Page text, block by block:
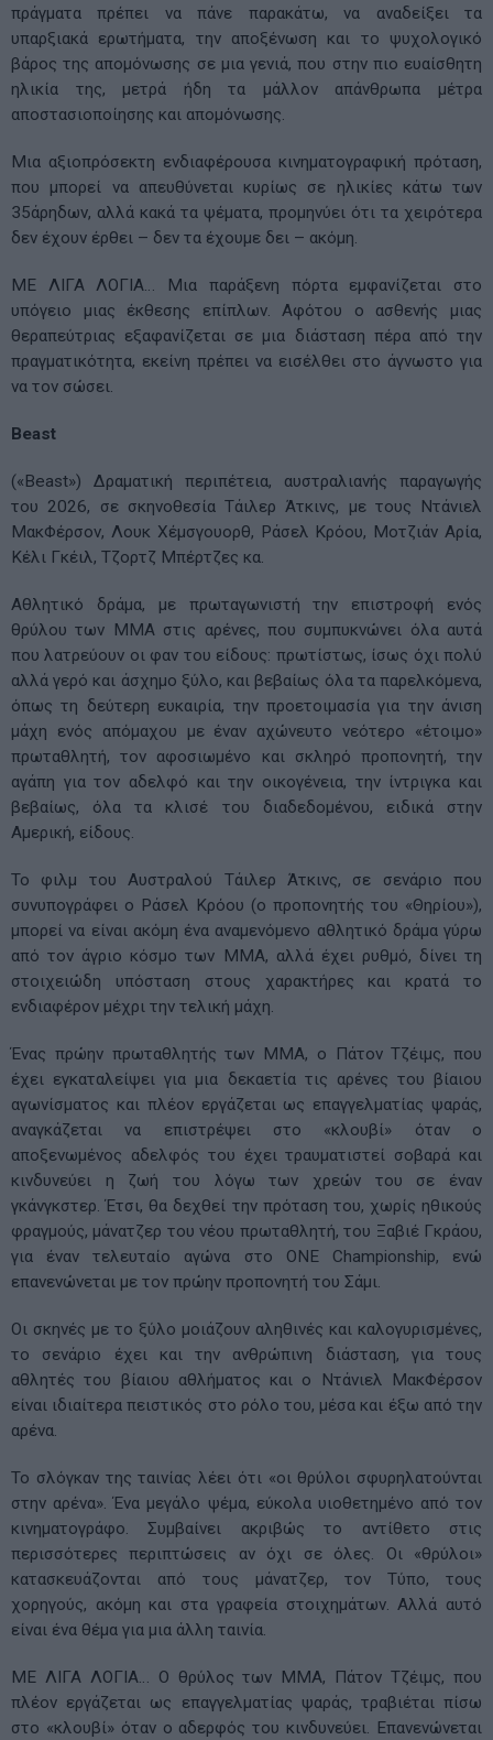
πράγματα πρέπει να πάνε παρακάτω, να αναδείξει τα
υπαρξιακά ερωτήματα, την αποξένωση και το ψυχολογικό
βάρος της απομόνωσης σε μια γενιά, που στην πιο ευαίσθητη
ηλικία της, μετρά ήδη τα μάλλον απάνθρωπα μέτρα
αποστασιοποίησης και απομόνωσης.
Μια αξιοπρόσεκτη ενδιαφέρουσα κινηματογραφική πρόταση,
που μπορεί να απευθύνεται κυρίως σε ηλικίες κάτω των
35άρηδων, αλλά κακά τα ψέματα, προμηνύει ότι τα χειρότερα
δεν έχουν έρθει – δεν τα έχουμε δει – ακόμη.
ΜΕ ΛΙΓΑ ΛΟΓΙΑ… Μια παράξενη πόρτα εμφανίζεται στο
υπόγειο μιας έκθεσης επίπλων. Αφότου ο ασθενής μιας
θεραπεύτριας εξαφανίζεται σε μια διάσταση πέρα από την
πραγματικότητα, εκείνη πρέπει να εισέλθει στο άγνωστο για
να τον σώσει.
Beast
(«Beast») Δραματική περιπέτεια, αυστραλιανής παραγωγής
του 2026, σε σκηνοθεσία Τάιλερ Άτκινς, με τους Ντάνιελ
ΜακΦέρσον, Λουκ Χέμσγουορθ, Ράσελ Κρόου, Μοτζιάν Αρία,
Κέλι Γκέιλ, Τζορτζ Μπέρτζες κα.
Αθλητικό δράμα, με πρωταγωνιστή την επιστροφή ενός
θρύλου των ΜΜΑ στις αρένες, που συμπυκνώνει όλα αυτά
που λατρεύουν οι φαν του είδους: πρωτίστως, ίσως όχι πολύ
αλλά γερό και άσχημο ξύλο, και βεβαίως όλα τα παρελκόμενα,
όπως τη δεύτερη ευκαιρία, την προετοιμασία για την άνιση
μάχη ενός απόμαχου με έναν αχώνευτο νεότερο «έτοιμο»
πρωταθλητή, τον αφοσιωμένο και σκληρό προπονητή, την
αγάπη για τον αδελφό και την οικογένεια, την ίντριγκα και
βεβαίως, όλα τα κλισέ του διαδεδομένου, ειδικά στην
Αμερική, είδους.
Το φιλμ του Αυστραλού Τάιλερ Άτκινς, σε σενάριο που
συνυπογράφει ο Ράσελ Κρόου (ο προπονητής του «Θηρίου»),
μπορεί να είναι ακόμη ένα αναμενόμενο αθλητικό δράμα γύρω
από τον άγριο κόσμο των ΜΜΑ, αλλά έχει ρυθμό, δίνει τη
στοιχειώδη υπόσταση στους χαρακτήρες και κρατά το
ενδιαφέρον μέχρι την τελική μάχη.
Ένας πρώην πρωταθλητής των ΜΜΑ, ο Πάτον Τζέιμς, που
έχει εγκαταλείψει για μια δεκαετία τις αρένες του βίαιου
αγωνίσματος και πλέον εργάζεται ως επαγγελματίας ψαράς,
αναγκάζεται να επιστρέψει στο «κλουβί» όταν ο
αποξενωμένος αδελφός του έχει τραυματιστεί σοβαρά και
κινδυνεύει η ζωή του λόγω των χρεών του σε έναν
γκάνγκστερ. Έτσι, θα δεχθεί την πρόταση του, χωρίς ηθικούς
φραγμούς, μάνατζερ του νέου πρωταθλητή, του Ξαβιέ Γκράου,
για έναν τελευταίο αγώνα στο ONE Championship, ενώ
επανενώνεται με τον πρώην προπονητή του Σάμι.
Οι σκηνές με το ξύλο μοιάζουν αληθινές και καλογυρισμένες,
το σενάριο έχει και την ανθρώπινη διάσταση, για τους
αθλητές του βίαιου αθλήματος και ο Ντάνιελ ΜακΦέρσον
είναι ιδιαίτερα πειστικός στο ρόλο του, μέσα και έξω από την
αρένα.
Το σλόγκαν της ταινίας λέει ότι «οι θρύλοι σφυρηλατούνται
στην αρένα». Ένα μεγάλο ψέμα, εύκολα υιοθετημένο από τον
κινηματογράφο. Συμβαίνει ακριβώς το αντίθετο στις
περισσότερες περιπτώσεις αν όχι σε όλες. Οι «θρύλοι»
κατασκευάζονται από τους μάνατζερ, τον Τύπο, τους
χορηγούς, ακόμη και στα γραφεία στοιχημάτων. Αλλά αυτό
είναι ένα θέμα για μια άλλη ταινία.
ΜΕ ΛΙΓΑ ΛΟΓΙΑ… Ο θρύλος των MMA, Πάτον Τζέιμς, που
πλέον εργάζεται ως επαγγελματίας ψαράς, τραβιέται πίσω
στο «κλουβί» όταν ο αδερφός του κινδυνεύει. Επανενώνεται